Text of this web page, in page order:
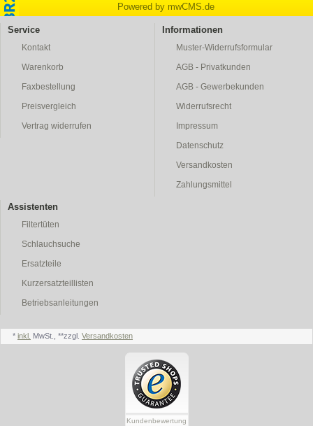
Powered by mwCMS.de
Service
Kontakt
Warenkorb
Faxbestellung
Preisvergleich
Vertrag widerrufen
Informationen
Muster-Widerrufsformular
AGB - Privatkunden
AGB - Gewerbekunden
Widerrufsrecht
Impressum
Datenschutz
Versandkosten
Zahlungsmittel
Assistenten
Filtertüten
Schlauchsuche
Ersatzteile
Kurzersatzteillisten
Betriebsanleitungen
* inkl. MwSt., **zzgl. Versandkosten
Kundenbewertung